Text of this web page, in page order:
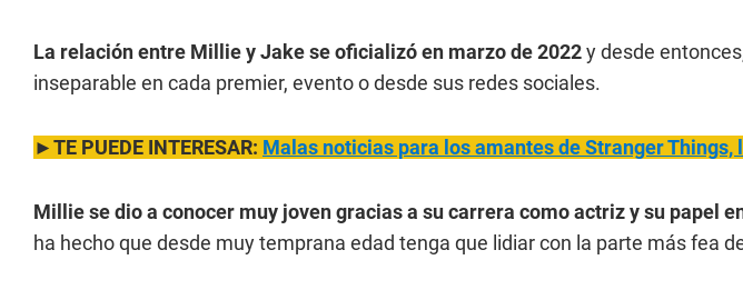
La relación entre Millie y Jake se oficializó en marzo de 2022y desde
inseparable en cada premier, evento o desde sus redes sociales.
►TE PUEDE INTERESAR: Malas noticias para los amantes de Stranger
Millie se dio a conocer muy joven gracias a su carrera como actriz y su papel
ha hecho que desde muy temprana edad tenga que lidiar con la parte más fea